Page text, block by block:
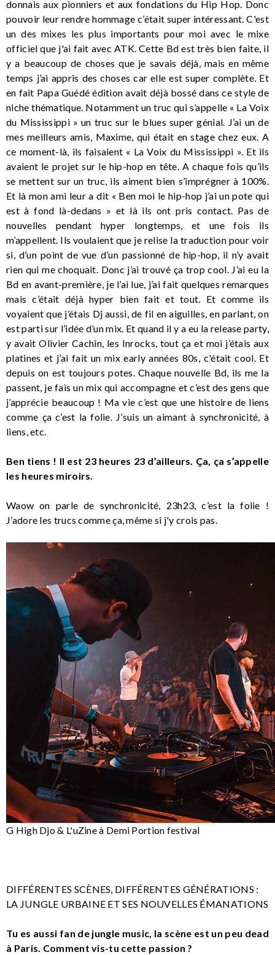
donnais aux pionniers et aux fondations du Hip Hop. Donc
pouvoir leur rendre hommage c’était super intéressant. C'est
un des mixes les plus importants pour moi avec le mixe
officiel que j'ai fait avec ATK. Cette Bd est très bien faite, il
y a beaucoup de choses que je savais déjà, mais en même
temps j’ai appris des choses car elle est super complète. Et
en fait Papa Guédé édition avait déjà bossé dans ce style de
niche thématique. Notamment un truc qui s’appelle « La Voix
du Mississippi » un truc sur le blues super génial. J’ai un de
mes meilleurs amis, Maxime, qui était en stage chez eux. A
ce moment-là, ils faisaient « La Voix du Mississippi ». Et ils
avaient le projet sur le hip-hop en tête. A chaque fois qu’ils
se mettent sur un truc, ils aiment bien s’imprégner à 100%.
Et là mon ami leur a dit « Ben moi le hip-hop j’ai un pote qui
est à fond là-dedans » et là ils ont pris contact. Pas de
nouvelles pendant hyper longtemps, et une fois ils
m’appellent. Ils voulaient que je relise la traduction pour voir
si, d’un point de vue d’un passionné de hip-hop, il n’y avait
rien qui me choquait. Donc j’ai trouvé ça trop cool. J’ai eu la
Bd en avant-première, je l’ai lue, j’ai fait quelques remarques
mais c’était déjà hyper bien fait et tout. Et comme ils
voyaient que j’étais Dj aussi, de fil en aiguilles, en parlant, on
est parti sur l’idée d’un mix. Et quand il y a eu la release party,
y avait Olivier Cachin, les Inrocks, tout ça et moi j’étais aux
platines et j’ai fait un mix early années 80s, c'était cool. Et
depuis on est toujours potes. Chaque nouvelle Bd, ils me la
passent, je fais un mix qui accompagne et c’est des gens que
j’apprécie beaucoup ! Ma vie c’est que une histoire de liens
comme ça c’est la folie. J’suis un aimant à synchronicité, à
liens, etc.
Ben tiens ! Il est 23 heures 23 d’ailleurs. Ça, ça s’appelle
les heures miroirs.
Waow on parle de synchronicité, 23h23, c’est la folie !
J’adore les trucs comme ça, même si j'y crois pas.
G High Djo & L'uZine à Demi Portion festival
DIFFÉRENTES SCÈNES, DIFFÉRENTES GÉNÉRATIONS :
LA JUNGLE URBAINE ET SES NOUVELLES ÉMANATIONS
Tu es aussi fan de jungle music, la scène est un peu dead
à Paris. Comment vis-tu cette passion ?